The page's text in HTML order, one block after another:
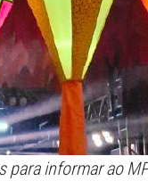
informar ao